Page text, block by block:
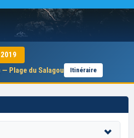
Plage du Salagou
Itinéraire